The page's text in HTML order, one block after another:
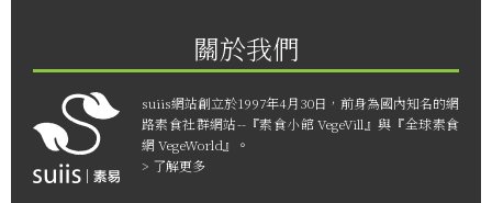
關於我們
suiis網站創立於1997年4月30日，前身為國內知名的網
路素食社群網站--『素食小館 VegeVill』與『全球素食
網 VegeWorld』。
> 了解更多